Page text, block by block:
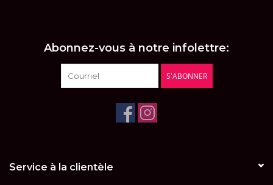
Abonnez-vous à notre infolettre:
S'ABONNER
Service à la clientèle